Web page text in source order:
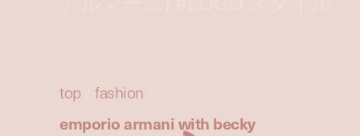
top/fashion
emporio armani with becky